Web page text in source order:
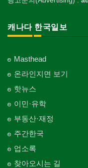
캐나다 한국일보
Masthead
온라인지면 보기
핫뉴스
이민·유학
부동산·재정
주간한국
업소록
찾아오시는 길